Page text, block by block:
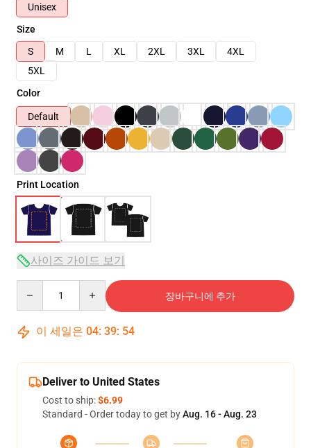
Unisex
Size
S
M L XL 2XL 3XL
4XL
5XL
Color
Default
Print Location
사이즈 가이드 보기
장바구니에 추가
이 세일은 04: 39: 54
Deliver to United States
Cost to ship:$6.99
Standard - Order today to get byAug. 16 - Aug. 23